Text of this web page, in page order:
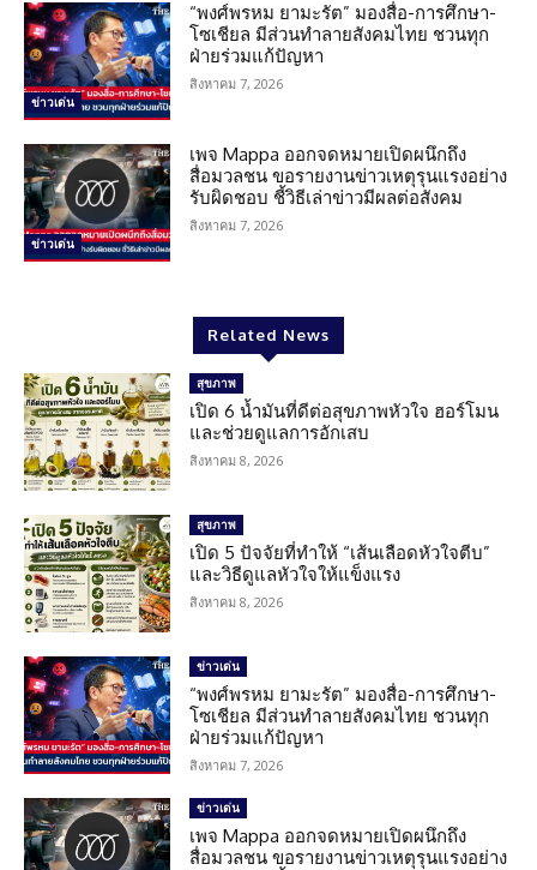
ข่าวเด่น
“พงศ์พรหม ยามะรัต” มองสื่อ-การศึกษา-
โซเชียล มีส่วนทำลายสังคมไทย ชวนทุก
ฝ่ายร่วมแก้ปัญหา
สิงหาคม 7, 2026
ข่าวเด่น
เพจ Mappa ออกจดหมายเปิดผนึกถึง
สื่อมวลชน ขอรายงานข่าวเหตุรุนแรงอย่าง
รับผิดชอบ ชี้วิธีเล่าข่าวมีผลต่อสังคม
สิงหาคม 7, 2026
Related News
สุขภาพ
เปิด 6 น้ำมันที่ดีต่อสุขภาพหัวใจ ฮอร์โมน
และช่วยดูแลการอักเสบ
สิงหาคม 8, 2026
สุขภาพ
เปิด 5 ปัจจัยที่ทำให้ “เส้นเลือดหัวใจตีบ”
และวิธีดูแลหัวใจให้แข็งแรง
สิงหาคม 8, 2026
ข่าวเด่น
“พงศ์พรหม ยามะรัต” มองสื่อ-การศึกษา-
โซเชียล มีส่วนทำลายสังคมไทย ชวนทุก
ฝ่ายร่วมแก้ปัญหา
สิงหาคม 7, 2026
ข่าวเด่น
เพจ Mappa ออกจดหมายเปิดผนึกถึง
สื่อมวลชน ขอรายงานข่าวเหตุรุนแรงอย่าง